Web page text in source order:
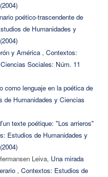
poético-trascendente de
de Humanidades y
y América , Contextos:
Sociales: Núm. 11
como lenguaje en la poética de
de Humanidades y Ciencias
texte poétique: "Los arrieros"
Estudios de Humanidades y
Leiva, Una mirada
, Contextos: Estudios de